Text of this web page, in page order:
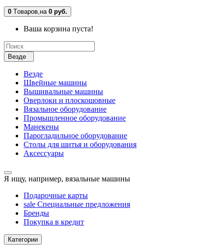
0 Tоваров,на 0 руб.
Ваша корзина пуста!
Везде
Везде
Швейные машины
Вышивальные машины
Оверлоки и плоскошовные
Вязальное оборудование
Промышленное оборудование
Манекены
Парогладильное оборудование
Столы для шитья и оборудования
Аксессуары
Я ищу, например, вязальные машины
Подарочные карты
sale Специальные предложения
Бренды
Покупка в кредит
Категории